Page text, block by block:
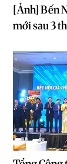
[Ảnh] Bến
mới sau 3